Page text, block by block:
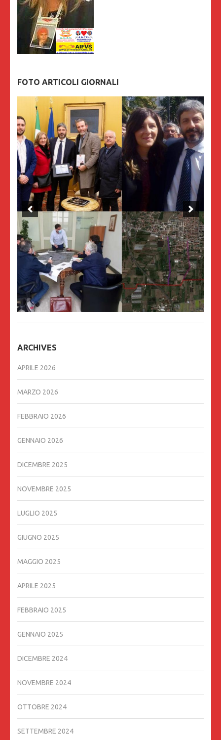
FOTO ARTICOLI GIORNALI
ARCHIVES
APRILE 2026
MARZO 2026
FEBBRAIO 2026
GENNAIO 2026
DICEMBRE 2025
NOVEMBRE 2025
LUGLIO 2025
GIUGNO 2025
MAGGIO 2025
APRILE 2025
FEBBRAIO 2025
GENNAIO 2025
DICEMBRE 2024
NOVEMBRE 2024
OTTOBRE 2024
SETTEMBRE 2024